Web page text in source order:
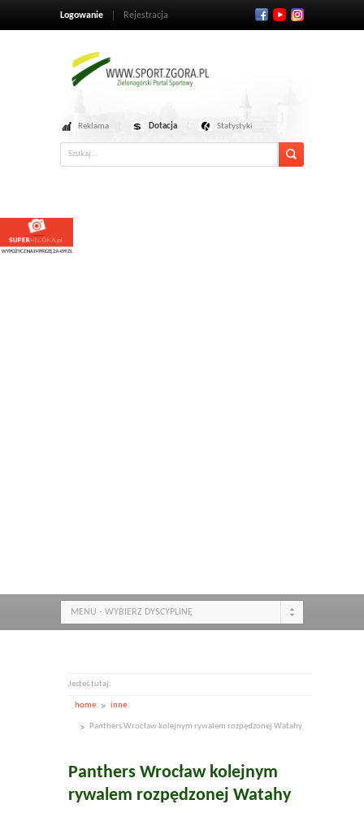
Logowanie Rejestracja
Reklama Dotacja Statystyki
MENU - WYBIERZ DYSCYPLINĘ
Jesteś tutaj:
home inne
Panthers Wrocław kolejnym rywalem rozpędzonej Watahy
Panthers Wrocław kolejnym
rywalem rozpędzonej Watahy